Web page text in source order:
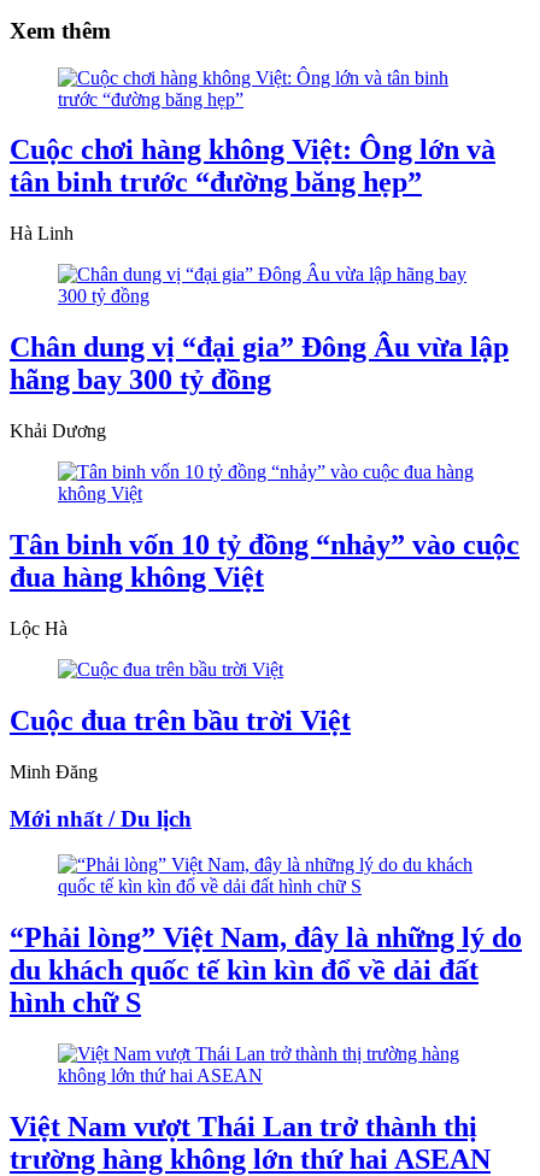
Xem thêm
Cuộc chơi hàng không Việt: Ông lớn và
tân binh trước “đường băng hẹp”
Hà Linh
Chân dung vị “đại gia” Đông Âu vừa lập
hãng bay 300 tỷ đồng
Khải Dương
Tân binh vốn 10 tỷ đồng “nhảy” vào cuộc
đua hàng không Việt
Lộc Hà
Cuộc đua trên bầu trời Việt
Minh Đăng
Mới nhất / Du lịch
“Phải lòng” Việt Nam, đây là những lý do
du khách quốc tế kìn kìn đổ về dải đất
hình chữ S
Việt Nam vượt Thái Lan trở thành thị
trường hàng không lớn thứ hai ASEAN